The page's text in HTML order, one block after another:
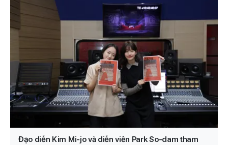
Đạo diễn Kim Mi-jo và diễn viên Park So-dam tham